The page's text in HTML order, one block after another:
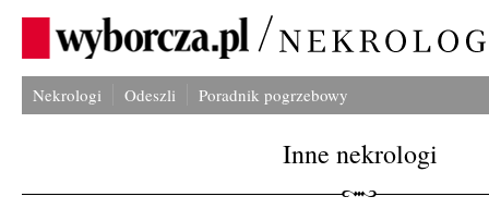
Nekrologi Odeszli Poradnik pogrzebowy
Inne nekrologi